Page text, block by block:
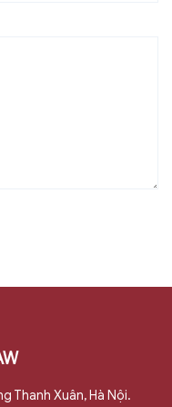
Thanh Xuân, Hà Nội.